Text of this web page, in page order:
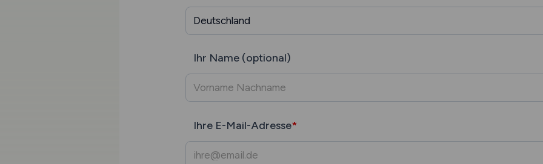
Ihr Name (optional)
Ihre E-Mail-Adresse*